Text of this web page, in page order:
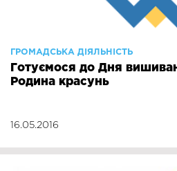
ГРОМАДСЬКА ДІЯЛЬНІСТЬ
Готуємося до Дня
Родина красунь
16.05.2016